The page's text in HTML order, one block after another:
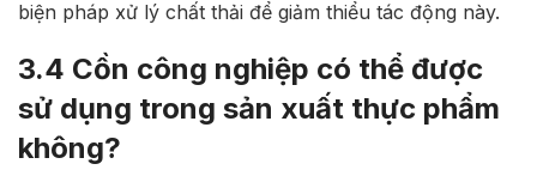
biện pháp xử lý chất thải để giảm thiểu tác động này.
3.4 Cồn công nghiệp có thể được
sử dụng trong sản xuất thực phẩm
không?